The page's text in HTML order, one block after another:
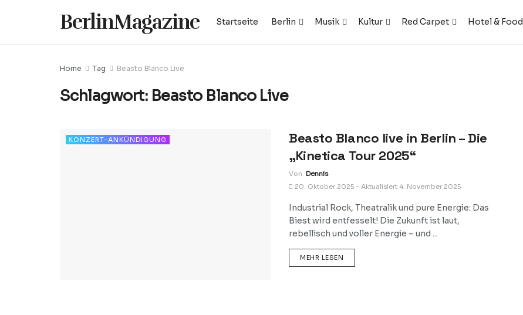
BerlinMagazine Startseite Berlin Musik Kultur Red Carpet Hotel & Food
Home Tag Beasto Blanco Live
Schlagwort: Beasto Blanco Live
KONZERT-ANKÜNDIGUNG
Beasto Blanco live in Berlin – Die
„Kinetica Tour 2025“
Von Dennis
20. Oktober 2025 - Aktualisiert 4. November 2025
Industrial Rock, Theatralik und pure Energie: Das
Biest wird entfesselt! Die Zukunft ist laut,
rebellisch und voller Energie – und ...
MEHR LESEN